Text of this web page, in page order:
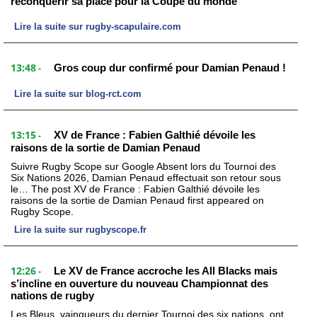
Lire la suite sur rugby-scapulaire.com
13:48 - Gros coup dur confirmé pour Damian Penaud !
Lire la suite sur blog-rct.com
13:15 -
XV de France : Fabien Galthié dévoile les
raisons de la sortie de Damian Penaud
Suivre Rugby Scope sur Google Absent lors du Tournoi des
Six Nations 2026, Damian Penaud effectuait son retour sous
le… The post XV de France : Fabien Galthié dévoile les
raisons de la sortie de Damian Penaud first appeared on
Rugby Scope.
Lire la suite sur rugbyscope.fr
12:26 -
Le XV de France accroche les All Blacks mais
s’incline en ouverture du nouveau Championnat des
nations de rugby
Les Bleus, vainqueurs du dernier Tournoi des six nations, ont